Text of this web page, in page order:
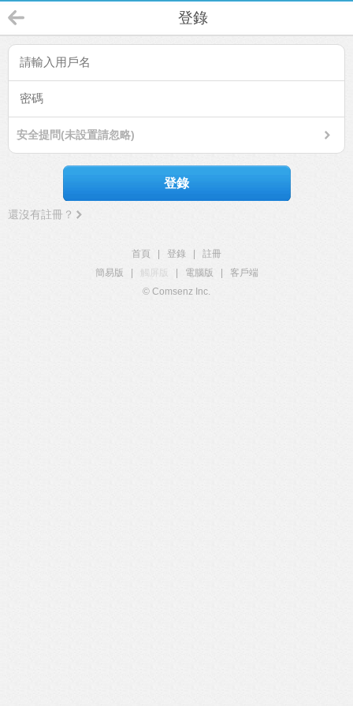
登錄
安全提問(未設置請忽略)
登錄
還沒有註冊？
首頁 登錄
註冊
簡易版
觸屏版 電腦版
客戶端
© Comsenz Inc.